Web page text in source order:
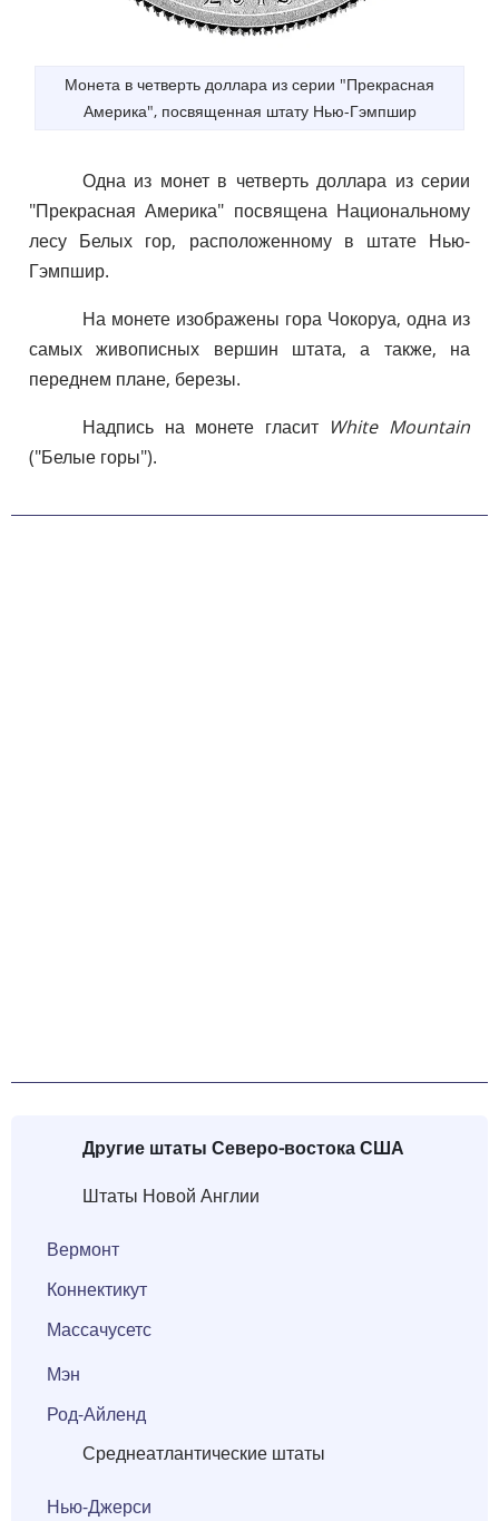
Монета в четверть доллара из серии "Прекрасная
Америка", посвященная штату Нью-Гэмпшир
Одна из монет в четверть доллара из серии
"Прекрасная Америка" посвящена Национальному
лесу Белых гор, расположенному в штате Нью-
Гэмпшир.
На монете изображены гора Чокоруа, одна из
самых живописных вершин штата, а также, на
переднем плане, березы.
Надпись на монете гласит White Mountain
("Белые горы").
Другие штаты Северо-востока США
Штаты Новой Англии
Вермонт
Коннектикут
Массачусетс
Мэн
Род-Айленд
Среднеатлантические штаты
Нью-Джерси